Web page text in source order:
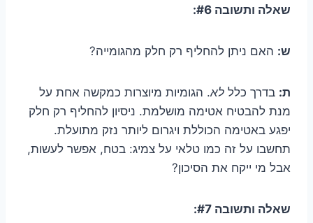
שאלה ותשובה #6:
ש: האם ניתן להחליף רק חלק מהגומייה?
ת: בדרך כלל לא. הגומיות מיוצרות כמקשה אחת על
מנת להבטיח אטימה מושלמת. ניסיון להחליף רק חלק
יפגע באטימה הכוללת ויגרום ליותר נזק מתועלת.
תחשבו על זה כמו טלאי על צמיג: בטח, אפשר לעשות,
אבל מי ייקח את הסיכון?
שאלה ותשובה #7: